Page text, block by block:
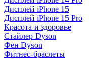
Дисплей iPhone 15
Дисплей iPhone 15 Pro
Красота и здоровье
Стайлер Dyson
Фен Dyson
Фитнес-браслеты